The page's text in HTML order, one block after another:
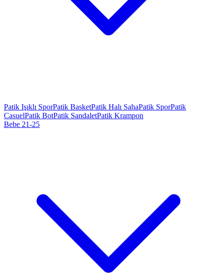
Patik Işıklı SporPatik BasketPatik Halı SahaPatik SporPatik
CasuelPatik BotPatik SandaletPatik Krampon
Bebe 21-25